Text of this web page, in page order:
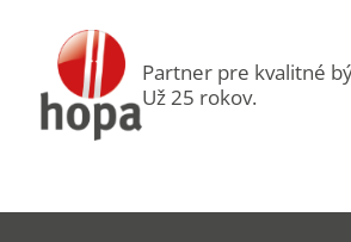
Partner pre kvalitné
Už 25 rokov.